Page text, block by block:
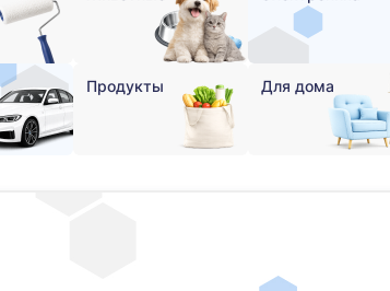
Продукты Для дома